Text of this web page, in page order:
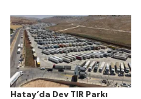
Hatay’da Dev TIR Parkı